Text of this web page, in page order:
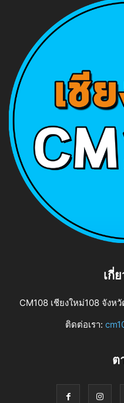
เกี่
CM108 เชียงใหม่108 จังห
ติดต่อเรา:
ต